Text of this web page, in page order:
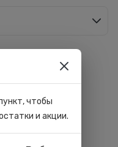
чтобы
и акции.